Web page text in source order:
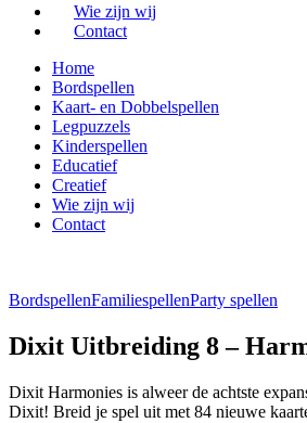
Wie zijn wij
Contact
Home
Bordspellen
Kaart- en Dobbelspellen
Legpuzzels
Kinderspellen
Educatief
Creatief
Wie zijn wij
Contact
BordspellenFamiliespellenParty spellen
Dixit Uitbreiding 8 –
Dixit Harmonies is alweer de achtste
Dixit! Breid je spel uit met 84 nieuwe